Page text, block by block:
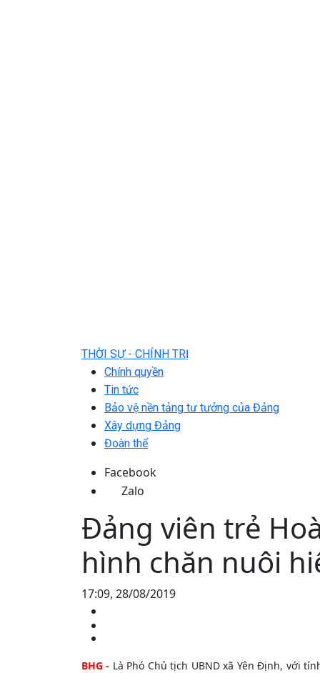
THỜI SỰ - CHÍNH TRỊ
Chính quyền
Tin tức
Bảo vệ nền tảng tư tưởng của Đảng
Xây dựng Đảng
Đoàn thể
Facebook
Zalo
Đảng viên trẻ
hình chăn nuôi
17:09, 28/08/2019
BHG - Là Phó Chủ tịch UBND xã Yên Định, với